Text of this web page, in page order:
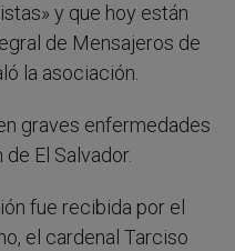
y que hoy están
de Mensajeros de
la asociación.
graves enfermedades
El Salvador.
fue recibida por el
el cardenal Tarciso